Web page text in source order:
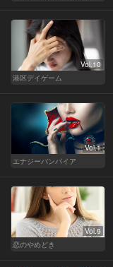
Vol.10
港区デイゲーム
Vol.1
エナジーバンパイア
Vol.9
恋のやめどき